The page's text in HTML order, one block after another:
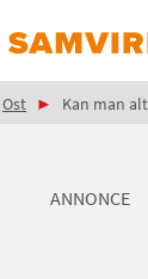
Ost Kan man
ANNONCE